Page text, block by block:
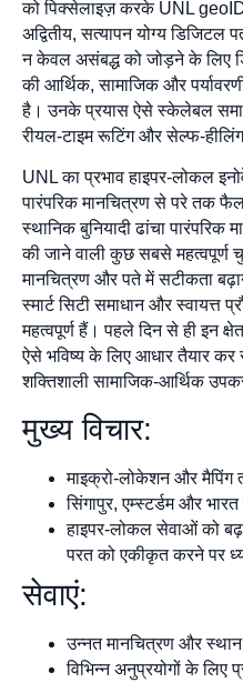
को पिक्सेलाइज़ करके UNL
अद्वितीय, सत्यापन योग्य
न केवल असंबद्ध को जोड़ने के लिए
की आर्थिक, सामाजिक और
है। उनके प्रयास ऐसे स्केलेबल
रीयल-टाइम रूटिंग और सेल्फ-
UNL का प्रभाव हाइपर-लोकल
पारंपरिक मानचित्रण से परे तक
स्थानिक बुनियादी ढांचा पारंपरिक
की जाने वाली कुछ सबसे महत्वपूर्ण
मानचित्रण और पते में सटीकता
स्मार्ट सिटी समाधान और स्वायत्त
महत्वपूर्ण हैं। पहले दिन से ही इन
ऐसे भविष्य के लिए आधार तैयार कर
शक्तिशाली सामाजिक-आर्थिक
मुख्य विचार:
माइक्रो-लोकेशन और मैपिंग
सिंगापुर, एम्स्टर्डम और
हाइपर-लोकल सेवाओं को
परत को एकीकृत करने पर
सेवाएं:
उन्नत मानचित्रण और
विभिन्न अनुप्रयोगों के लिए